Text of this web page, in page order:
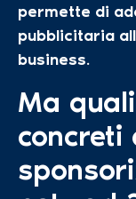
permette di
pubblicitaria
business.
Ma
concreti